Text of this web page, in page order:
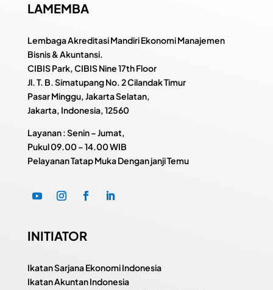
LAMEMBA
Lembaga Akreditasi Mandiri Ekonomi Manajemen
Bisnis & Akuntansi.
CIBIS Park, CIBIS Nine 17th Floor
Jl. T. B. Simatupang No. 2 Cilandak Timur
Pasar Minggu, Jakarta Selatan,
Jakarta, Indonesia, 12560
Layanan : Senin – Jumat,
Pukul09.00 – 14.00 WIB
Pelayanan Tatap Muka Dengan janji Temu
INITIATOR
Ikatan Sarjana Ekonomi Indonesia
Ikatan Akuntan Indonesia